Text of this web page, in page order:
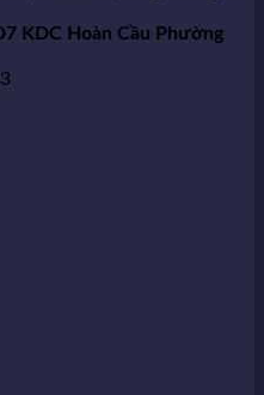
KDC Hoàn Cầu Phường